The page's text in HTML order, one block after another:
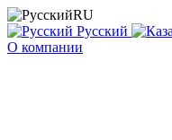
RU
Русский
О компании